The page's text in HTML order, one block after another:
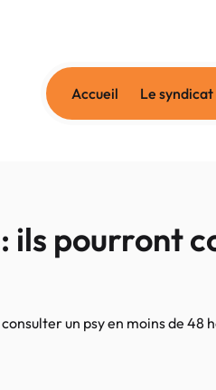
Accueil Le syndicat
ils pourront
un psy en moins de 48